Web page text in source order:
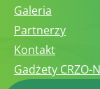
Galeria
Partnerzy
Kontakt
Gadżety CRZO-